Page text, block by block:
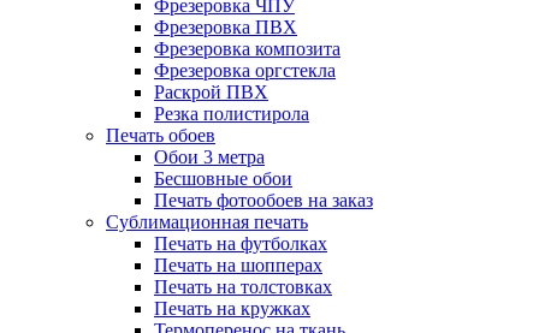
Фрезеровка ЧПУ
Фрезеровка ПВХ
Фрезеровка композита
Фрезеровка оргстекла
Раскрой ПВХ
Резка полистирола
Печать обоев
Обои 3 метра
Бесшовные обои
Печать фотообоев на заказ
Сублимационная печать
Печать на футболках
Печать на шопперах
Печать на толстовках
Печать на кружках